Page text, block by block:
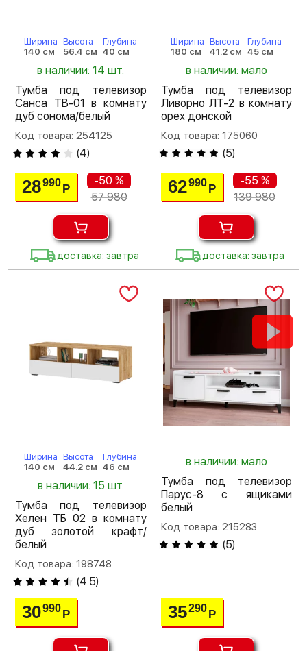
Ширина
140 см
Высота
56.4 см
Глубина
40 см
в наличии: 14 шт.
Тумба под телевизор
Санса ТВ-01 в комнату
дуб сонома/белый
Код товара: 254125
(4)
28990Р
-50 %
57 980
доставка: завтра
Ширина
180 см
Высота
41.2 см
Глубина
45 см
в наличии: мало
Тумба под телевизор
Ливорно ЛТ-2 в комнату
орех донской
Код товара: 175060
(5)
62990 Р
-55 %
139 980
доставка: завтра
Ширина
140 см
Высота
44.2 см
Глубина
46 см
в наличии: 15 шт.
Тумба под телевизор
Хелен ТБ 02 в комнату
дуб золотой крафт/
белый
Код товара: 198748
(4.5)
30990Р
в наличии: мало
Тумба под телевизор
Парус-8 с ящиками
белый
Код товара: 215283
(5)
35290 Р